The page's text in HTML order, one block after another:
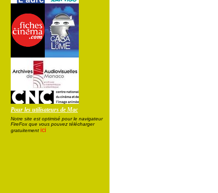
Pour les utilisateurs de Mac
Notre site est optimisé pour le navigateur
FireFox que vous pouvez télécharger
gratuitement ici